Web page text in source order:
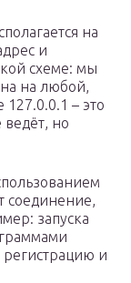
на
и
схеме: мы
на любой,
– это
но
соединение,
запуска
и